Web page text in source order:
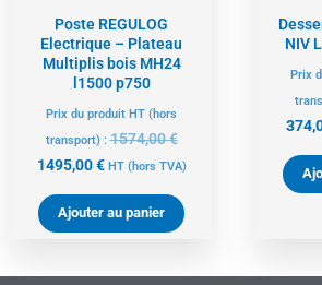
Poste REGULOG
Electrique – Plateau
Multiplis bois MH24
l1500 p750
Prix du produit HT (hors
transport) :1574,00€
1495,00€ HT (hors TVA)
Ajouter au panier
NIV
Prix